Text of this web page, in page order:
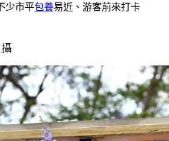
少市平包養易近、游客前來打卡